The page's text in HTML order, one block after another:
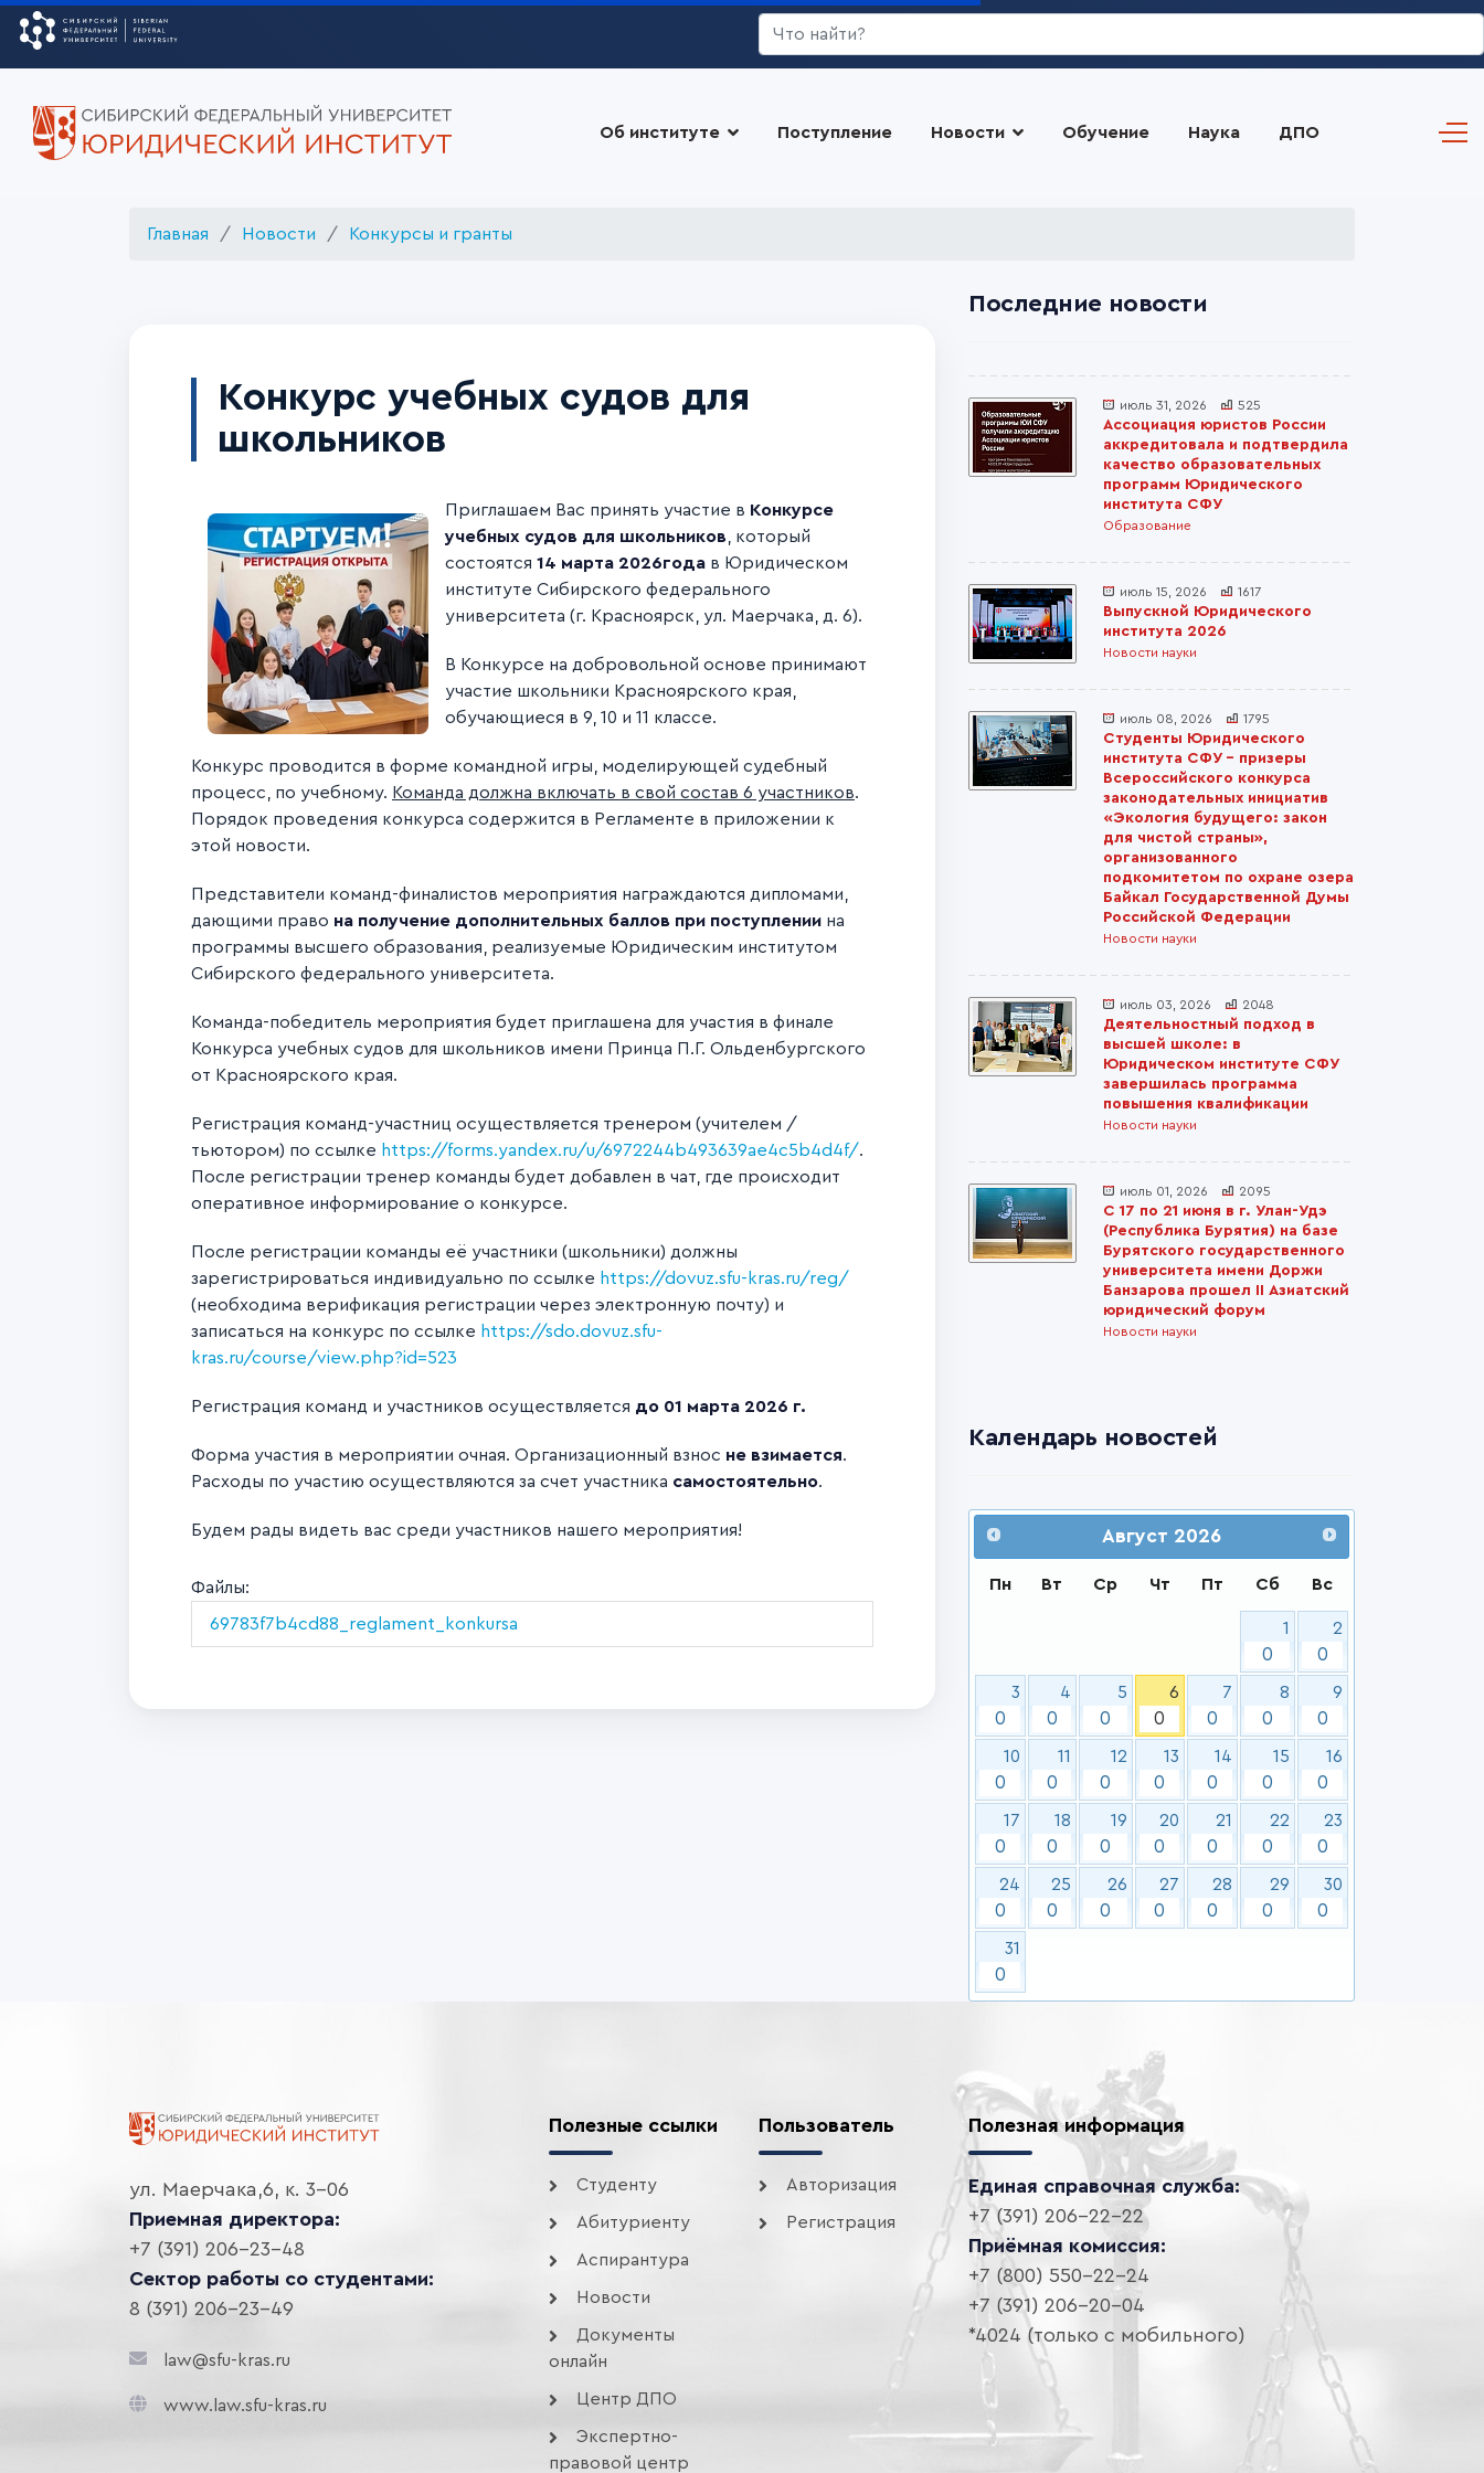
Искать...
Об институте Поступление Новости Обучение Наука ДПО
Главная Новости Конкурсы и гранты
Конкурс учебных судов для
школьников
Приглашаем Вас принять участие в Конкурсе
учебных судов для школьников , который
состоятся 14 марта 2026года в Юридическом
институте Сибирского федерального
университета (г. Красноярск, ул. Маерчака, д. 6).
В Конкурсе на добровольной основе принимают
участие школьники Красноярского края,
обучающиеся в 9, 10 и 11 классе.
Конкурс проводится в форме командной игры, моделирующей судебный
процесс, по учебному. Команда должна включать в свой состав 6 участников.
Порядок проведения конкурса содержится в Регламенте в приложении к
этой новости.
Представители команд-финалистов мероприятия награждаются дипломами,
дающими право на получение дополнительных баллов при поступлении на
программы высшего образования, реализуемые Юридическим институтом
Сибирского федерального университета.
Команда-победитель мероприятия будет приглашена для участия в финале
Конкурса учебных судов для школьников имени Принца П.Г. Ольденбургского
от Красноярского края.
Регистрация команд-участниц осуществляется тренером (учителем /
тьютором) по ссылке https://forms.yandex.ru/u/6972244b493639ae4c5b4d4f/.
После регистрации тренер команды будет добавлен в чат, где происходит
оперативное информирование о конкурсе.
После регистрации команды её участники (школьники) должны
зарегистрироваться индивидуально по ссылке https://dovuz.sfu-kras.ru/reg/
(необходима верификация регистрации через электронную почту) и
записаться на конкурс по ссылке https://sdo.dovuz.sfu-
kras.ru/course/view.php?id=523
Регистрация команд и участников осуществляется до 01 марта 2026 г.
Форма участия в мероприятии очная. Организационный взнос не взимается.
Расходы по участию осуществляются за счет участника самостоятельно.
Будем рады видеть вас среди участников нашего мероприятия!
Файлы:
69783f7b4cd88_reglament_konkursa
Последние новости
июль 31, 2026 525
Ассоциация юристов России
аккредитовала и подтвердила
качество образовательных
программ Юридического
института СФУ
Образование
июль 15, 2026 1617
Выпускной Юридического
института 2026
Новости науки
июль 08, 2026 1795
Студенты Юридического
института СФУ – призеры
Всероссийского конкурса
законодательных инициатив
«Экология будущего: закон
для чистой страны»,
организованного
подкомитетом по охране озера
Байкал Государственной Думы
Российской Федерации
Новости науки
июль 03, 2026 2048
Деятельностный подход в
высшей школе: в
Юридическом институте СФУ
завершилась программа
повышения квалификации
Новости науки
июль 01, 2026 2095
С 17 по 21 июня в г. Улан-Удэ
(Республика Бурятия) на базе
Бурятского государственного
университета имени Доржи
Банзарова прошел II Азиатский
юридический форум
Новости науки
Календарь новостей
Август 2026
Пн Вт Ср Чт Пт Сб Вс
1
0
2
0
3
0
4
0
5
0
6
0
7
0
8
0
9
0
10
0
11
0
12
0
13
0
14
0
15
0
16
0
17
0
18
0
19
0
20
0
21
0
22
0
23
0
24
0
25
0
26
0
27
0
28
0
29
0
30
0
31
0
ул. Маерчака,6, к. 3-06
Приемная директора:
+7 (391) 206-23-48
Сектор работы со студентами:
8 (391) 206-23-49
law@sfu-kras.ru
www.law.sfu-kras.ru
Полезные ссылки
Студенту
Абитуриенту
Аспирантура
Новости
Документы
онлайн
Центр ДПО
Экспертно-
правовой центр
Пользователь
Авторизация
Регистрация
Полезная информация
Единая справочная служба:
+7 (391) 206-22-22
Приёмная комиссия:
+7 (800) 550-22-24
+7 (391) 206-20-04
*4024 (только с мобильного)